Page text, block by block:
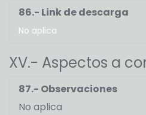
86.- Link de descarga
No aplica
XV.- Aspectos a
87.- Observaciones
No aplica